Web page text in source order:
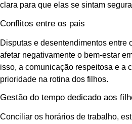
clara para que elas se sintam
Conflitos entre os pais
Disputas e desentendimentos entre
afetar negativamente o bem-estar
isso, a comunicação respeitosa e a
prioridade na rotina dos filhos.
Gestão do tempo dedicado aos
Conciliar os horários de trabalho,